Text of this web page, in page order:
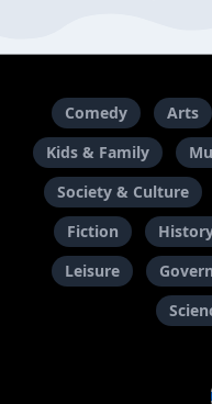
Comedy Arts
Kids & Family
Society & Culture
Fiction
Leisure